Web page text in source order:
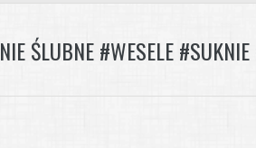
ŚLUBNE #WESELE